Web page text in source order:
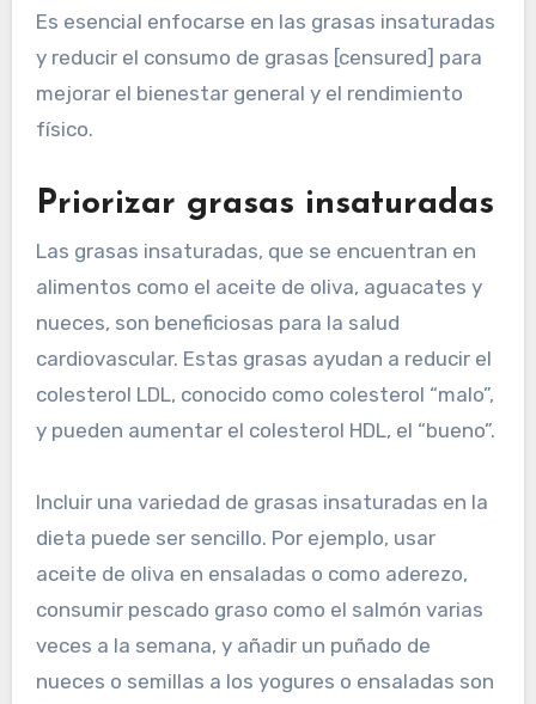
Es esencial enfocarse en las grasas insaturadas
y reducir el consumo de grasas [censured] para
mejorar el bienestar general y el rendimiento
físico.
Priorizar grasas insaturadas
Las grasas insaturadas, que se encuentran en
alimentos como el aceite de oliva, aguacates y
nueces, son beneficiosas para la salud
cardiovascular. Estas grasas ayudan a reducir el
colesterol LDL, conocido como colesterol “malo”,
y pueden aumentar el colesterol HDL, el “bueno”.
Incluir una variedad de grasas insaturadas en la
dieta puede ser sencillo. Por ejemplo, usar
aceite de oliva en ensaladas o como aderezo,
consumir pescado graso como el salmón varias
veces a la semana, y añadir un puñado de
nueces o semillas a los yogures o ensaladas son